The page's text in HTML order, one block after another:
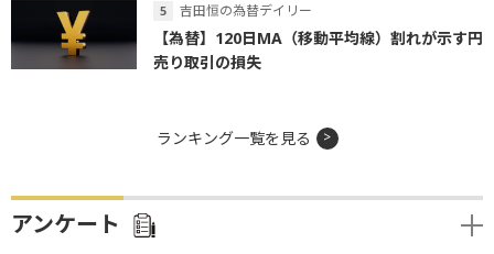
吉田恒の為替デイリー
【為替】120日MA（移動平均線）割れが示す円
売り取引の損失
ランキング一覧を見る
アンケート